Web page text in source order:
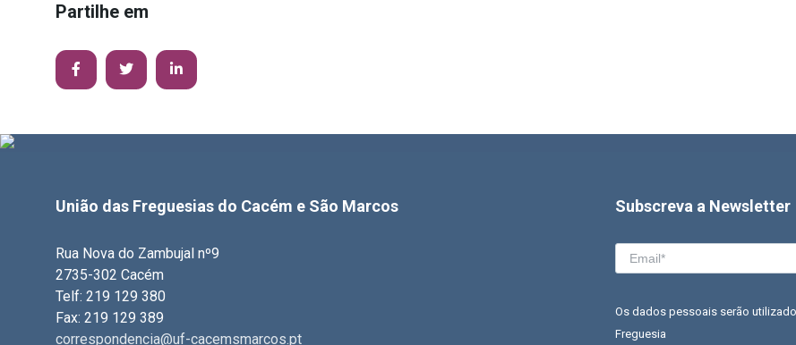
Partilhe em
União das Freguesias do Cacém e São Marcos
Rua Nova do Zambujal nº9
2735-302 Cacém
Telf: 219 129 380
Fax: 219 129 389
correspondencia@uf-cacemsmarcos.pt
Subscreva a Newsletter
Os dados pessoais serão
Freguesia